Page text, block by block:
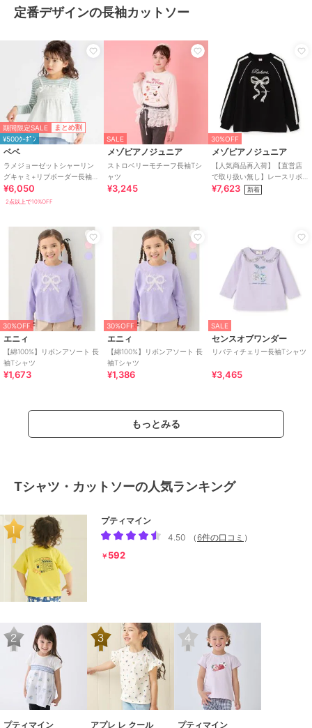
定番デザインの長袖カットソー
期間限定SALE まとめ割
¥500ｸｰﾎﾟﾝ
ベベ
ラメジョーゼットシャーリン
グキャミ+リブボーダー長袖T
シャツセット(90~160cm)
¥6,050
2点以上で10%OFF
SALE
メゾピアノジュニア
ストロベリーモチーフ長袖Tシ
ャツ
¥3,245
30%OFF
メゾピアノジュニア
【人気商品再入荷】【直営店
で取り扱い無し】レースリボ
ンアップリケ長袖Tシャツ
¥7,623 新着
30%OFF
エニィ
【綿100%】リボンアソート 長
袖Tシャツ
¥1,673
30%OFF
エニィ
【綿100%】リボンアソート 長
袖Tシャツ
¥1,386
SALE
センスオブワンダー
リバティチェリー長袖Tシャツ
¥3,465
もっとみる
Tシャツ・カットソーの人気ランキング
プティマイン
4.50
（6件の口コミ ）
￥ 592
プティマイン アプレ レ クール プティマイン